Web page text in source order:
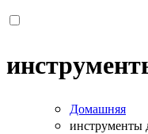
Домашняя
инструменты